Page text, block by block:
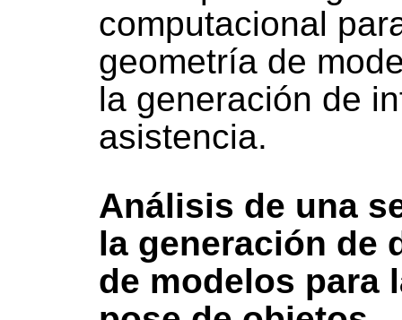
computacional
geometría de
la generación de
asistencia.
Análisis de una
la generación de
de modelos para